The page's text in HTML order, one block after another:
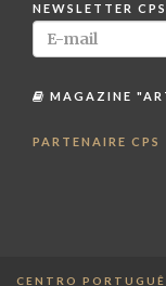
NEWSLETTER CPS
MAGAZINE
PARTENAIRE CPS
CENTRO